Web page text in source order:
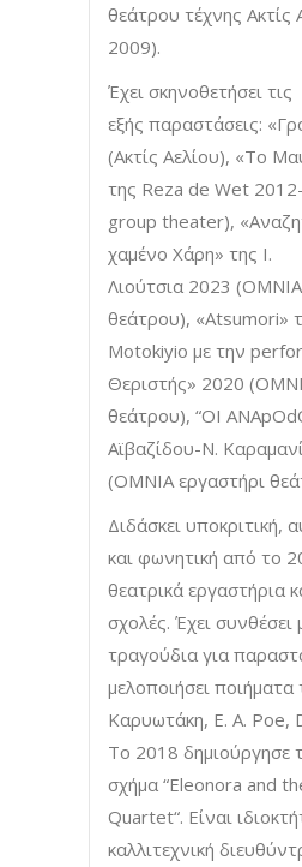
θεάτρου τέχνης Ακτίς
2009).
Έχει σκηνοθετήσει τις
εξής παραστάσεις:
(Ακτίς Αελίου), «Το
της Reza de Wet
group theater),
χαμένο Χάρη» της Ι.
Λιούτσια 2023
θεάτρου), «Atsumori»
Motokiyio με την
Θεριστής» 2020
θεάτρου), “OI
Αϊβαζίδου-Ν.
(ΟΜΝΙΑ εργαστήρι
Διδάσκει υποκριτική,
και φωνητική από το
θεατρικά εργαστήρια
σχολές. Έχει συνθέσει
τραγούδια για
μελοποιήσει
Καρυωτάκη, E. A. Poe,
Το 2018 δημιούργησε
σχήμα “Eleonora and
Quartet“. Είναι
καλλιτεχνική